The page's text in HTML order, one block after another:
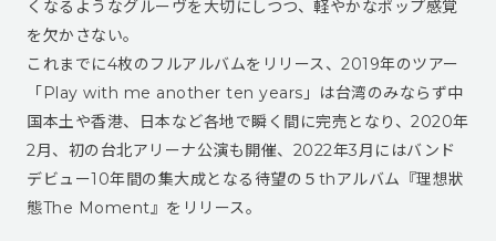
くなるようなグルーヴを大切にしつつ、軽やかなポップ感覚
を欠かさない。
これまでに4枚のフルアルバムをリリース、2019年のツアー
「Play with me another ten years」は台湾のみならず中
国本土や香港、日本など各地で瞬く間に完売となり、2020年
2月、初の台北アリーナ公演も開催、2022年3月にはバンド
デビュー10年間の集大成となる待望の５thアルバム『理想狀
態The Moment』をリリース。